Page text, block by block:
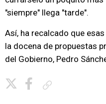
"siempre" llega "tarde".
Así, ha recalcado que
la docena de propuestas
del Gobierno, Pedro